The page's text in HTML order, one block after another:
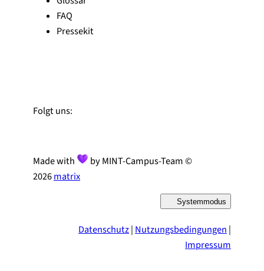
FAQ
Pressekit
Folgt uns:
Made with
by MINT-Campus-Team ©
2026matrix
Systemmodus
D
s
e
Datenschutz| Nutzungsbedingungen |
Impressum